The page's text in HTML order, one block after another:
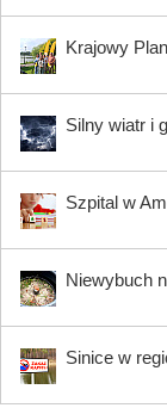
Krajowy
Silny wiatr i
Szpital w
Niewybuch
Sinice w